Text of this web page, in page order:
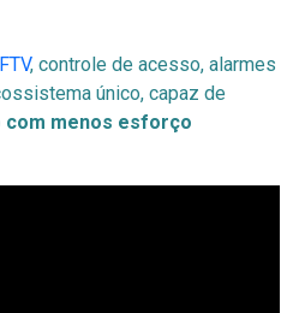
, controle de acesso, alarmes
único, capaz de
menos esforço